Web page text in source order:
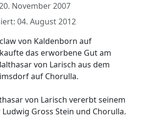
November 2007
04. August 2012
von Kaldenborn auf
das erworbene Gut am
von Larisch aus dem
auf Chorulla.
von Larisch vererbt seinem
Gross Stein und Chorulla.